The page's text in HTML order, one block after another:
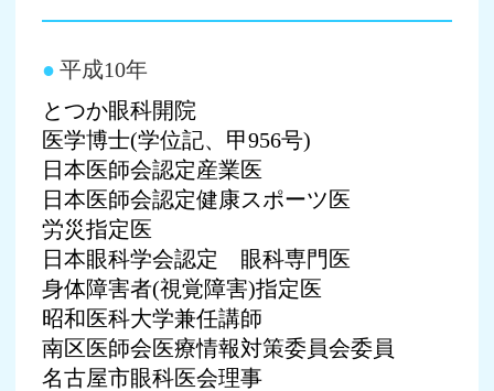
平成10年
とつか眼科開院
医学博士(学位記、甲956号)
日本医師会認定産業医
日本医師会認定健康スポーツ医
労災指定医
日本眼科学会認定 眼科専門医
身体障害者(視覚障害)指定医
昭和医科大学兼任講師
南区医師会医療情報対策委員会委員
名古屋市眼科医会理事